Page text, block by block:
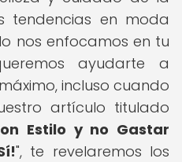
tendencias en moda
nos enfocamos en tu
ayudarte a
incluso cuando
artículo titulado
Estilo y no Gastar
", te revelaremos los